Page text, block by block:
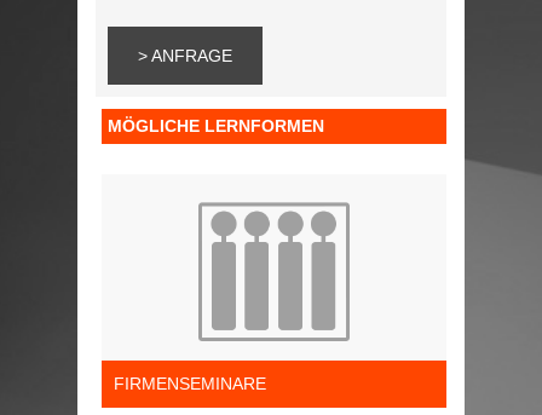
> ANFRAGE
MÖGLICHE LERNFORMEN
FIRMENSEMINARE